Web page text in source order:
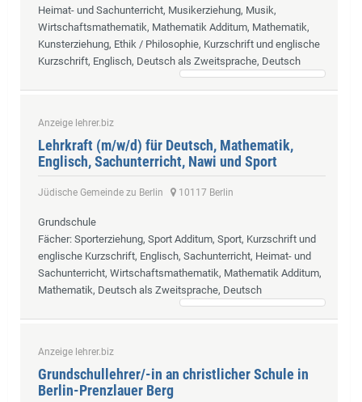
Heimat- und Sachunterricht, Musikerziehung, Musik,
Wirtschaftsmathematik, Mathematik Additum, Mathematik,
Kunsterziehung, Ethik / Philosophie, Kurzschrift und englische
Kurzschrift, Englisch, Deutsch als Zweitsprache, Deutsch
Anzeige lehrer.biz
Lehrkraft (m/w/d) für Deutsch, Mathematik,
Englisch, Sachunterricht, Nawi und Sport
Jüdische Gemeinde zu Berlin 10117 Berlin
Grundschule
Fächer: Sporterziehung, Sport Additum, Sport, Kurzschrift und
englische Kurzschrift, Englisch, Sachunterricht, Heimat- und
Sachunterricht, Wirtschaftsmathematik, Mathematik Additum,
Mathematik, Deutsch als Zweitsprache, Deutsch
Anzeige lehrer.biz
Grundschullehrer/-in an christlicher Schule in
Berlin-Prenzlauer Berg